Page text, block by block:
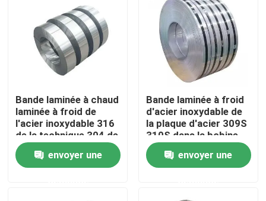
Accueil
A propos de nous
Bande laminée à chaud
laminée à froid de
l'acier inoxydable 316
de la technique 304 de
la bande 2b en acier
principaleenvoyer une
Bande laminée à froid
d'acier inoxydable de
la plaque d'acier 309S
310S dans la bobine
envoyer une